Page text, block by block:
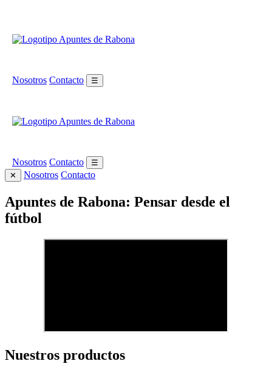
Nosotros Contacto ☰
Nosotros Contacto
☰
✕
Nosotros Contacto
Apuntes de Rabona: Pensar desde el
fútbol
Nuestros productos